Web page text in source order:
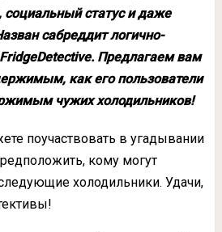
социальный статус и даже
сабреддит логично-
Предлагаем вам
как его пользователи
чужих холодильников!
поучаствовать в угадывании
кому могут
холодильники. Удачи,